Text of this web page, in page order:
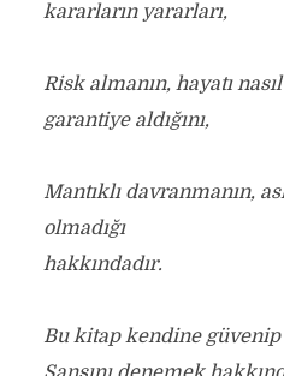
kararların yararları,
Risk almanın, hayatı nasıl
garantiye aldığını,
Mantıklı davranmanın,
olmadığı
hakkındadır.
Bu kitap kendine güvenip